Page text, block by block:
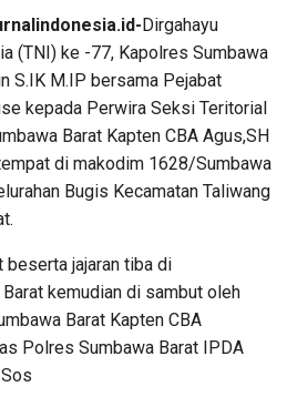
Dirgahayu
(TNI) ke -77, Kapolres Sumbawa
S.IK M.IP bersama Pejabat
kepada Perwira Seksi Teritorial
Barat Kapten CBA Agus,SH
di makodim 1628/Sumbawa
Bugis Kecamatan Taliwang
beserta jajaran tiba di
kemudian di sambut oleh
Barat Kapten CBA
Polres Sumbawa Barat IPDA